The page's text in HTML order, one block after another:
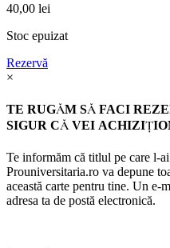
40,00 lei
Stoc epuizat
Rezervă
×
TE RUGĂM SĂ FACI
SIGUR CĂ VEI
Te informăm că titlul pe care l-
Prouniversitaria.ro va depune
această carte pentru tine. Un
adresa ta de postă electronică.